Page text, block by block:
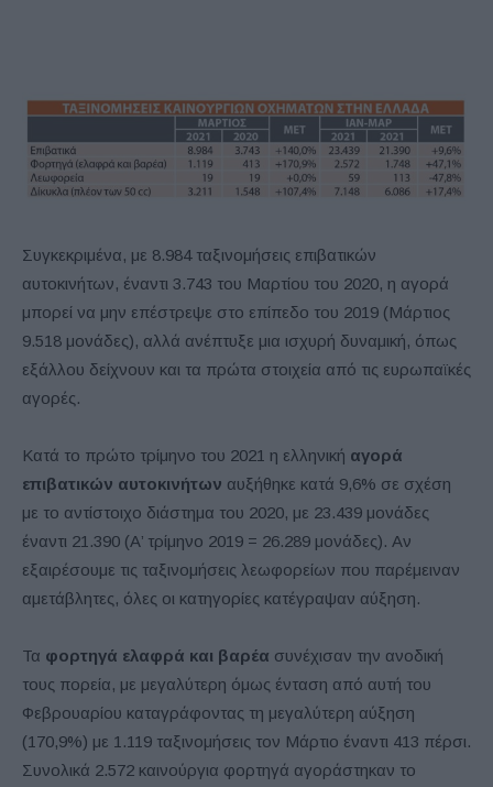
Συγκεκριμένα, με 8.984 ταξινομήσεις επιβατικών
αυτοκινήτων, έναντι 3.743 του Μαρτίου του 2020, η αγορά
μπορεί να μην επέστρεψε στο επίπεδο του 2019 (Μάρτιος
9.518 μονάδες), αλλά ανέπτυξε μια ισχυρή δυναμική, όπως
εξάλλου δείχνουν και τα πρώτα στοιχεία από τις ευρωπαϊκές
αγορές.
Κατά το πρώτο τρίμηνο του 2021 η ελληνική αγορά
επιβατικών αυτοκινήτων αυξήθηκε κατά 9,6% σε σχέση
με το αντίστοιχο διάστημα του 2020, με 23.439 μονάδες
έναντι 21.390 (Α’ τρίμηνο 2019 = 26.289 μονάδες). Αν
εξαιρέσουμε τις ταξινομήσεις λεωφορείων που παρέμειναν
αμετάβλητες, όλες οι κατηγορίες κατέγραψαν αύξηση.
Τα φορτηγά ελαφρά και βαρέα συνέχισαν την ανοδική
τους πορεία, με μεγαλύτερη όμως ένταση από αυτή του
Φεβρουαρίου καταγράφοντας τη μεγαλύτερη αύξηση
(170,9%) με 1.119 ταξινομήσεις τον Μάρτιο έναντι 413 πέρσι.
Συνολικά 2.572 καινούργια φορτηγά αγοράστηκαν το